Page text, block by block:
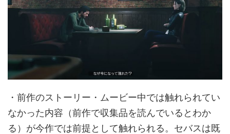
・前作のストーリー・ムービー中では触れられてい
なかった内容（前作で収集品を読んでいるとわか
る）が今作では前提として触れられる。セバスは既